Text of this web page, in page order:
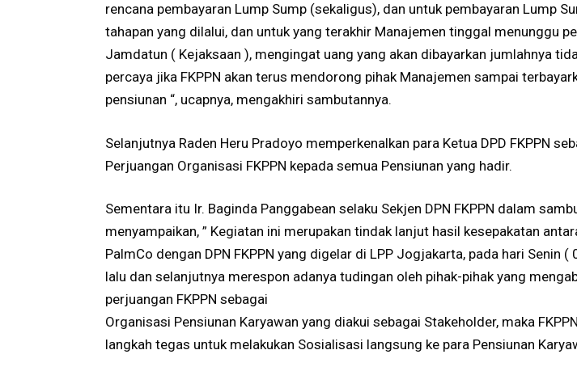
rencana pembayaran Lump Sump (sekaligus), dan untuk pembayaran Lump
tahapan yang dilalui, dan untuk yang terakhir Manajemen tinggal menunggu
Jamdatun ( Kejaksaan ), mengingat uang yang akan dibayarkan jumlahnya
percaya jika FKPPN akan terus mendorong pihak Manajemen sampai
pensiunan “, ucapnya, mengakhiri sambutannya.
Selanjutnya Raden Heru Pradoyo memperkenalkan para Ketua DPD FKPPN
Perjuangan Organisasi FKPPN kepada semua Pensiunan yang hadir.
Sementara itu Ir. Baginda Panggabean selaku Sekjen DPN FKPPN dalam
menyampaikan, ” Kegiatan ini merupakan tindak lanjut hasil kesepakatan
PalmCo dengan DPN FKPPN yang digelar di LPP Jogjakarta, pada hari Senin
lalu dan selanjutnya merespon adanya tudingan oleh pihak-pihak yang
perjuangan FKPPN sebagai
Organisasi Pensiunan Karyawan yang diakui sebagai Stakeholder, maka
langkah tegas untuk melakukan Sosialisasi langsung ke para Pensiunan